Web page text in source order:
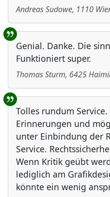
Andreas Sudowe, 1110
Genial. Danke. Die
Funktioniert super.
Thomas Sturm, 6425
Tolles rundum
Erinnerungen und
unter Einbindung der
Service.
Wenn Kritik geübt
lediglich am
könnte ein wenig